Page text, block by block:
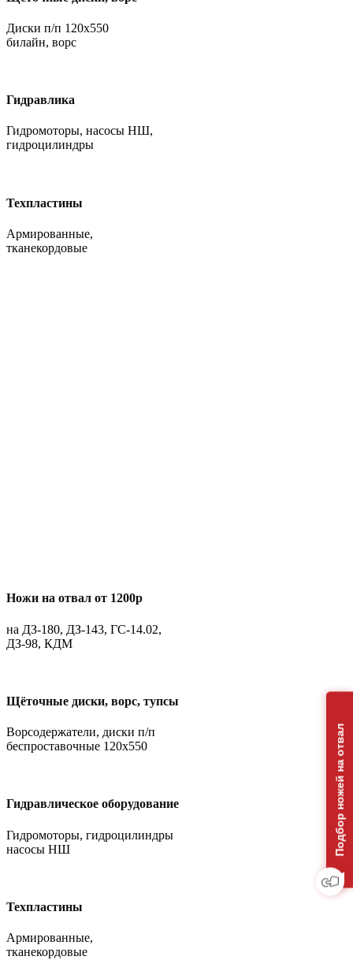
Диски п/п 120х550
билайн, ворс
Гидравлика
Гидромоторы, насосы НШ,
гидроцилиндры
Техпластины
Армированные,
тканекордовые
Ножи на отвал от 1200р
на ДЗ-180, ДЗ-143, ГС-14.02,
ДЗ-98, КДМ
Щёточные диски, ворс, тупсы
Ворсодержатели, диски п/п
беспроставочные 120х550
Гидравлическое оборудование
Гидромоторы, гидроцилиндры
насосы НШ
Техпластины
Армированные,
тканекордовые
Подбор ножей на отвал